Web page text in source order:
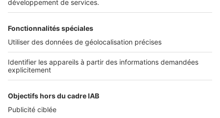
Tous nos services pro
Accès client
À DÉCOUVRIR
Annuaire des professionnels
Tout l'immobilier
Toutes les villes